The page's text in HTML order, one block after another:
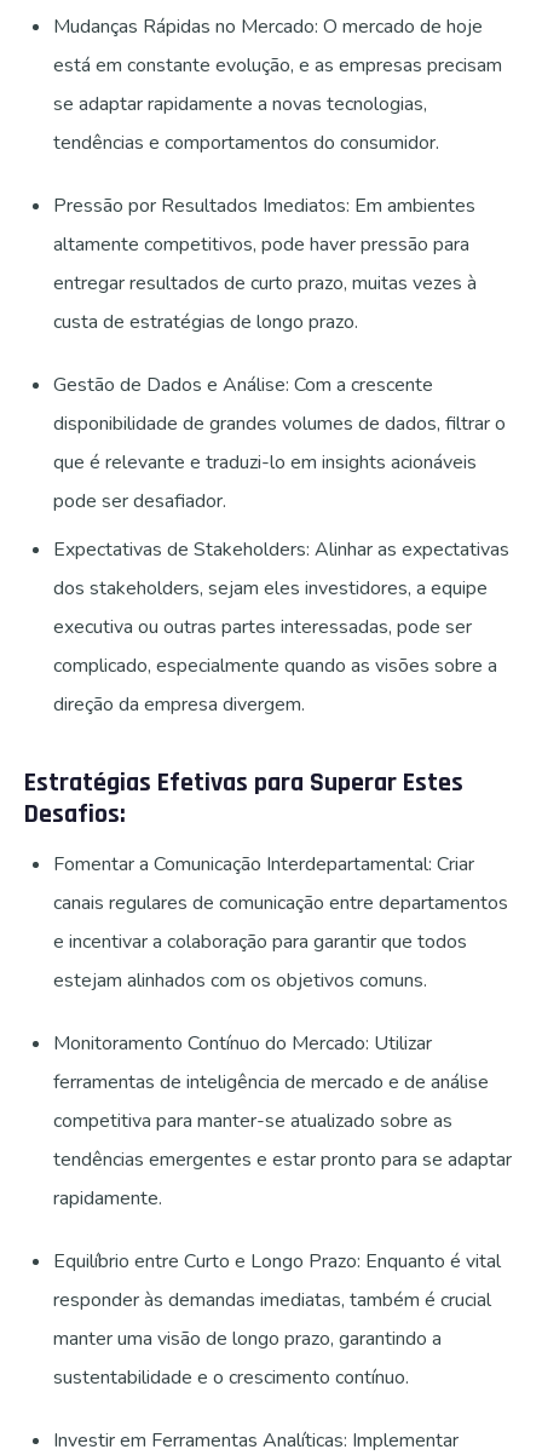
Mudanças Rápidas no Mercado: O mercado de hoje
está em constante evolução, e as empresas precisam
se adaptar rapidamente a novas tecnologias,
tendências e comportamentos do consumidor.
Pressão por Resultados Imediatos: Em ambientes
altamente competitivos, pode haver pressão para
entregar resultados de curto prazo, muitas vezes à
custa de estratégias de longo prazo.
Gestão de Dados e Análise: Com a crescente
disponibilidade de grandes volumes de dados, filtrar o
que é relevante e traduzi-lo em insights acionáveis
pode ser desafiador.
Expectativas de Stakeholders: Alinhar as expectativas
dos stakeholders, sejam eles investidores, a equipe
executiva ou outras partes interessadas, pode ser
complicado, especialmente quando as visões sobre a
direção da empresa divergem.
Estratégias Efetivas para Superar Estes
Desafios:
Fomentar a Comunicação Interdepartamental: Criar
canais regulares de comunicação entre departamentos
e incentivar a colaboração para garantir que todos
estejam alinhados com os objetivos comuns.
Monitoramento Contínuo do Mercado: Utilizar
ferramentas de inteligência de mercado e de análise
competitiva para manter-se atualizado sobre as
tendências emergentes e estar pronto para se adaptar
rapidamente.
Equilíbrio entre Curto e Longo Prazo: Enquanto é vital
responder às demandas imediatas, também é crucial
manter uma visão de longo prazo, garantindo a
sustentabilidade e o crescimento contínuo.
Investir em Ferramentas Analíticas: Implementar